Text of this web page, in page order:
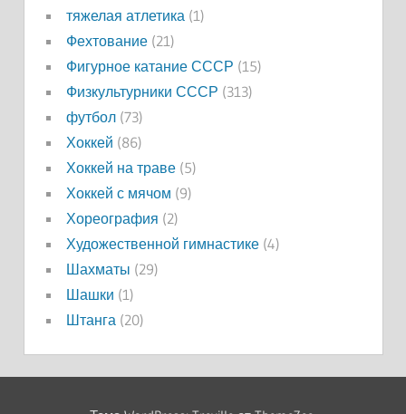
тяжелая атлетика (1)
Фехтование(21)
Фигурное катание СССР (15)
Физкультурники СССР (313)
футбол(73)
Хоккей (86)
Хоккей на траве(5)
Хоккей с мячом (9)
Хореография (2)
Художественной гимнастике(4)
Шахматы (29)
Шашки (1)
Штанга (20)